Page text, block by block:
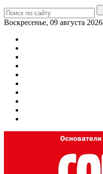
Воскресенье, 09 августа 2026